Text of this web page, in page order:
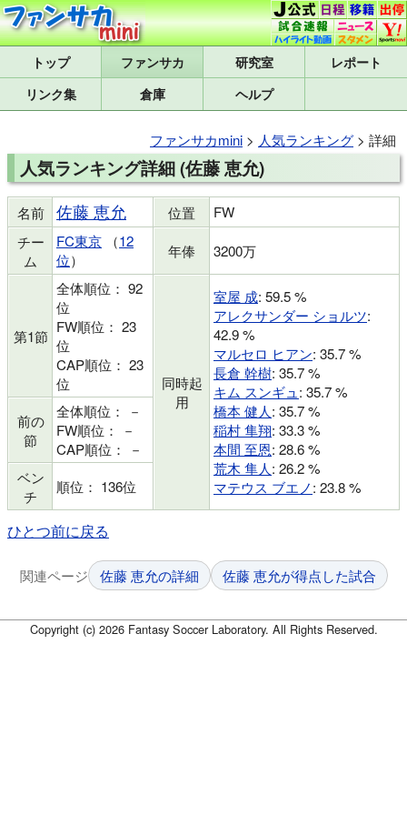
トップ 研究室
レポート
リンク集
倉庫 ヘルプ
ファンサカmini > 人気ランキング > 詳細
人気ランキング詳細 (佐藤 恵允)
名前 佐藤 恵允 位置
FW
チー
ム
FC東京 （12
位） 年俸 3200万
第1節
全体順位： 92
位
FW順位： 23
位
CAP順位： 23
位
同時起
用
室屋 成: 59.5 %
アレクサンダー ショルツ:
42.9 %
マルセロ ヒアン: 35.7 %
長倉 幹樹: 35.7 %
キム スンギュ : 35.7 %
橋本 健人: 35.7 %
稲村 隼翔: 33.3 %
本間 至恩: 28.6 %
荒木 隼人: 26.2 %
マテウス ブエノ: 23.8 %
前の
節
全体順位： －
FW順位： －
CAP順位： －
ベン
チ
順位： 136位
ひとつ前に戻る
関連ページ 佐藤 恵允の詳細 佐藤 恵允が得点した試合
Copyright (c) 2026 Fantasy Soccer Laboratory. All Rights Reserved.